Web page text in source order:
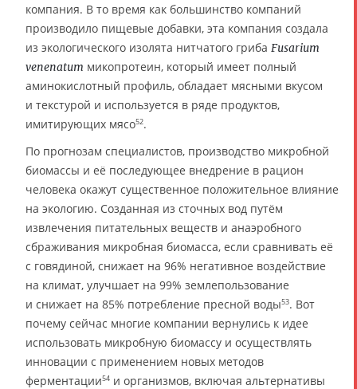
компания. В то время как большинство компаний
производило пищевые добавки, эта компания создала
из экологического изолята нитчатого гриба Fusarium
venenatum микопротеин, который имеет полный
аминокислотный профиль, обладает мясными вкусом
и текстурой и используется в ряде продуктов,
имитирующих мясо52.
По прогнозам специалистов, производство микробной
биомассы и её последующее внедрение в рацион
человека окажут существенное положительное влияние
на экологию. Созданная из сточных вод путём
извлечения питательных веществ и анаэробного
сбраживания микробная биомасса, если сравнивать её
с говядиной, снижает на 96% негативное воздействие
на климат, улучшает на 99% землепользование
и снижает на 85% потребление пресной воды53. Вот
почему сейчас многие компании вернулись к идее
использовать микробную биомассу и осуществлять
инновации с применением новых методов
ферментации54 и организмов, включая альтернативы